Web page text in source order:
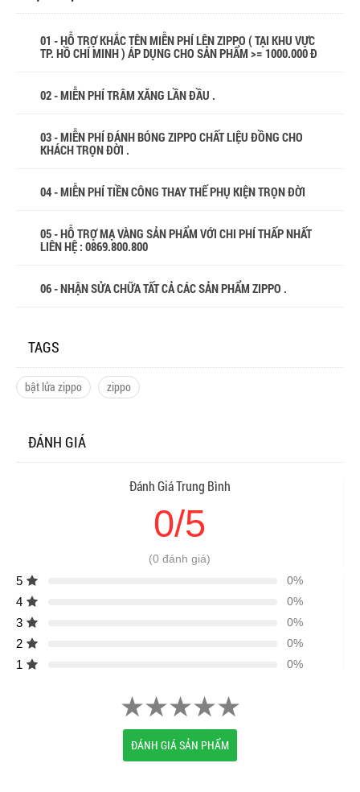
01 - HỖ TRỢ KHẮC TÊN MIỄN PHÍ LÊN ZIPPO ( TẠI KHU VỰC
TP. HỒ CHÍ MINH ) ÁP DỤNG CHO SẢN PHẨM >= 1000.000 Đ
02 - MIỄN PHÍ TRÂM XĂNG LẦN ĐẦU .
03 - MIỄN PHÍ ĐÁNH BÓNG ZIPPO CHẤT LIỆU ĐỒNG CHO
KHÁCH TRỌN ĐỜI .
04 - MIỄN PHÍ TIỀN CÔNG THAY THẾ PHỤ KIỆN TRỌN ĐỜI
05 - HỖ TRỢ MẠ VÀNG SẢN PHẨM VỚI CHI PHÍ THẤP NHẤT
LIÊN HỆ : 0869.800.800
06 - NHẬN SỬA CHỮA TẤT CẢ CÁC SẢN PHẨM ZIPPO .
TAGS
bật lửa zippo zippo
ĐÁNH GIÁ
Đánh Giá Trung Bình
0/5
(0 đánh giá)
5 0%
4 0%
3 0%
2 0%
1 0%
ĐÁNH GIÁ SẢN PHẨM